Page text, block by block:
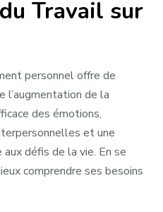
Travail sur
personnel offre de
l’augmentation de la
des émotions,
et une
défis de la vie. En se
comprendre ses besoins